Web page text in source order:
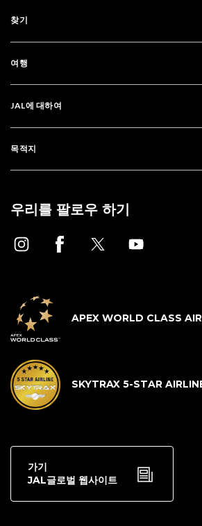
찾기
여행
JAL에 대하여
목적지
우리를 팔로우 하기
APEX WORLD CLASS
SKYTRAX 5-STAR
가기
JAL글로벌 웹사이트